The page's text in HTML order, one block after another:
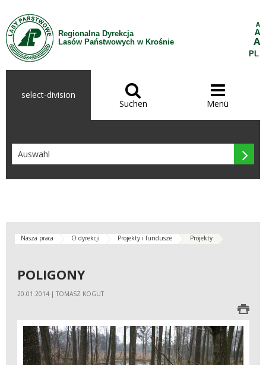
Zum Inhalt wechseln
Regionalna Dyrekcja
Lasów Państwowych w Krośnie
A
A
A
PL
select-division 
Suchen

Menü

Nasza praca O dyrekcji Projekty i fundusze Projekty
POLIGONY
20.01.2014 | TOMASZ KOGUT